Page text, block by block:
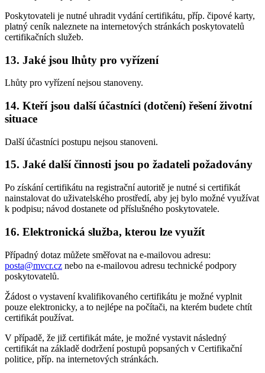
Poskytovateli je nutné uhradit vydání certifikátu, příp. čipové karty,
platný ceník naleznete na internetových stránkách poskytovatelů
certifikačních služeb.
13. Jaké jsou lhůty pro vyřízení
Lhůty pro vyřízení nejsou stanoveny.
14. Kteří jsou další účastníci (dotčení) řešení životní
situace
Další účastníci postupu nejsou stanoveni.
15. Jaké další činnosti jsou po žadateli požadovány
Po získání certifikátu na registrační autoritě je nutné si certifikát
nainstalovat do uživatelského prostředí, aby jej bylo možné využívat
k podpisu; návod dostanete od příslušného poskytovatele.
16. Elektronická služba, kterou lze využít
Případný dotaz můžete směřovat na e-mailovou adresu:
posta@mvcr.cz nebo na e-mailovou adresu technické podpory
poskytovatelů.
Žádost o vystavení kvalifikovaného certifikátu je možné vyplnit
pouze elektronicky, a to nejlépe na počítači, na kterém budete chtít
certifikát používat.
V případě, že již certifikát máte, je možné vystavit následný
certifikát na základě dodržení postupů popsaných v Certifikační
politice, příp. na internetových stránkách.